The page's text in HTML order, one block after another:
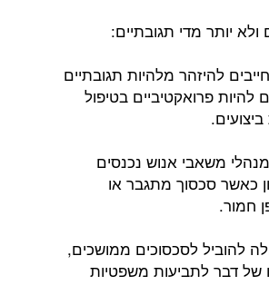
להיזהר מלהיות תגובתיים
פרואקטיביים בטיפול
משאבי אנוש נכנסים
כאשר סכסוך מתגבר או
חמור.
להוביל לסכסוכים ממושכים,
של דבר לתביעות משפטיות